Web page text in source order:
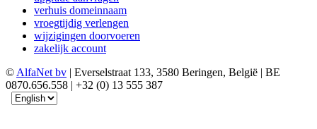
verhuis domeinnaam
vroegtijdig verlengen
wijzigingen doorvoeren
zakelijk account
© AlfaNet bv | Everselstraat 133, 3580 Beringen, België | BE
0870.656.558 | +32 (0) 13 555 387